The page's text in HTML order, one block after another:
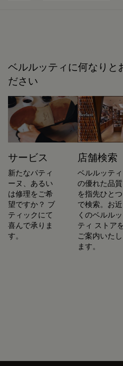
ベルルッティに何なりと
ださい
サービス
新たなパティ
ーヌ、あるい
は修理をご希
望ですか？ ブ
ティックにて
喜んで承りま
す。
店舗検索
ベルルッティ
の優れた品質
を指先ひとつ
で検索。お近
くのベルルッ
ティ ストア
ご案内いたし
ます。